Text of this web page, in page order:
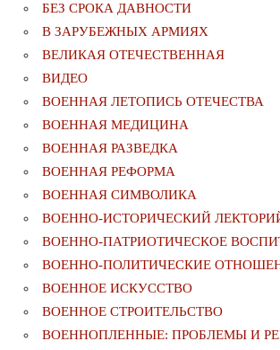
БЕЗ СРОКА ДАВНОСТИ
В ЗАРУБЕЖНЫХ АРМИЯХ
ВЕЛИКАЯ ОТЕЧЕСТВЕННАЯ
ВИДЕО
ВОЕННАЯ ЛЕТОПИСЬ ОТЕЧЕСТВА
ВОЕННАЯ МЕДИЦИНА
ВОЕННАЯ РАЗВЕДКА
ВОЕННАЯ РЕФОРМА
ВОЕННАЯ СИМВОЛИКА
ВОЕННО-ИСТОРИЧЕСКИЙ
ВОЕННО-ПАТРИОТИЧЕСКОЕ
ВОЕННО-ПОЛИТИЧЕСКИE
ВОЕННОЕ ИСКУССТВО
ВОЕННОЕ СТРОИТЕЛЬСТВО
ВОЕННОПЛЕННЫЕ: ПРОБЛЕМЫ И